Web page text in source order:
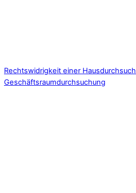
Rechtswidrigkeit einer
Geschäftsraumdurchsuchung